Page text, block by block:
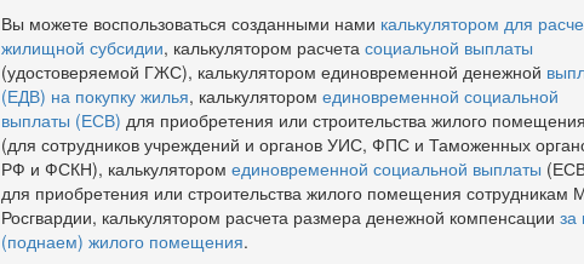
Вы можете воспользоваться созданными нами калькулятором для
жилищной субсидии, калькулятором расчета социальной выплаты
(удостоверяемой ГЖС), калькулятором единовременной денежной
(ЕДВ) на покупку жилья, калькулятором единовременной социальной
выплаты (ЕСВ) для приобретения или строительства жилого помещения
(для сотрудников учреждений и органов УИС, ФПС и Таможенных
РФ и ФСКН), калькулятором единовременной социальной выплаты
для приобретения или строительства жилого помещения сотрудникам
Росгвардии, калькулятором расчета размера денежной компенсации за
(поднаем) жилого помещения.